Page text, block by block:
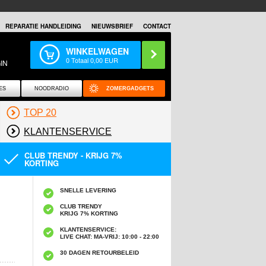
REPARATIE HANDLEIDING NIEUWSBRIEF CONTACT
WINKELWAGEN
0Totaal0,00 EUR
NOODRADIO ZOMERGADGETS
TOP 20
KLANTENSERVICE
CLUB TRENDY - KRIJG 7%
KORTING
SNELLE LEVERING
CLUB TRENDY
KRIJG 7% KORTING
KLANTENSERVICE:
LIVE CHAT: MA-VRIJ: 10:00 - 22:00
30 DAGEN RETOURBELEID